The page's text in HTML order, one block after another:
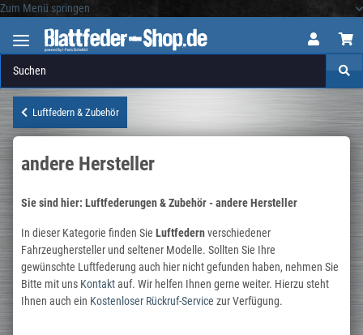
Zum Menü springen
Luftfedern & Zubehör
andere Hersteller
Sie sind hier: Luftfederungen & Zubehör - andere Hersteller
In dieser Kategorie finden Sie Luftfedernverschiedener
Fahrzeughersteller und seltener Modelle. Sollten Sie Ihre
gewünschte Luftfederung auch hier nicht gefunden haben, nehmen Sie
Bitte mit uns Kontaktauf. Wir helfen Ihnen gerne weiter. Hierzu steht
Ihnen auch ein Kostenloser Rückruf-Service zur Verfügung.